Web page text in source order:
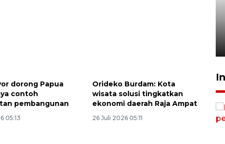
dorong Papua
contoh
pembangunan
05:13
Orideko Burdam: Kota
wisata solusi tingkatkan
ekonomi daerah Raja Ampat
26 Juli 2026 05:11
jalanan Jakarta
2026-08-05 18:00:00